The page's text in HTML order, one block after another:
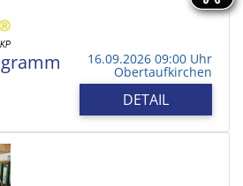
16.09.2026 09:00 Uhr
Obertaufkirchen
DETAIL